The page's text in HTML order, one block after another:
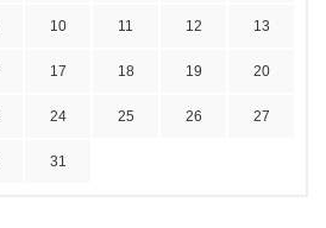
10 11 12 13
17 18 19 20
24 25 26 27
31